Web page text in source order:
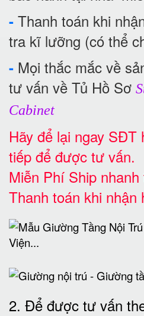
- Thanh toán khi
tra kĩ lưỡng (có thể
- Mọi thắc mắc về
tư vấn về Tủ Hồ Sơ
Cabinet
Hãy để lại ngay
tiếp để được tư vấn.
Miễn Phí Ship
Thanh toán khi nhận
2. Để được tư vấn